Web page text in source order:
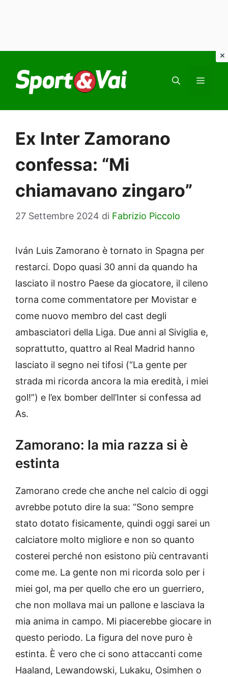
contenuto
Ex Inter Zamorano
confessa: “Mi
chiamavano zingaro”
27 Settembre 2024 di Fabrizio Piccolo
Iván Luis Zamorano è tornato in Spagna per
restarci. Dopo quasi 30 anni da quando ha
lasciato il nostro Paese da giocatore, il cileno
torna come commentatore per Movistar e
come nuovo membro del cast degli
ambasciatori della Liga. Due anni al Siviglia e,
soprattutto, quattro al Real Madrid hanno
lasciato il segno nei tifosi (“La gente per
strada mi ricorda ancora la mia eredità, i miei
gol!”) e l’ex bomber dell’Inter si confessa ad
As.
Zamorano: la mia razza si è
estinta
Zamorano crede che anche nel calcio di oggi
avrebbe potuto dire la sua: “Sono sempre
stato dotato fisicamente, quindi oggi sarei un
calciatore molto migliore e non so quanto
costerei perché non esistono più centravanti
come me. La gente non mi ricorda solo per i
miei gol, ma per quello che ero un guerriero,
che non mollava mai un pallone e lasciava la
mia anima in campo. Mi piacerebbe giocare in
questo periodo. La figura del nove puro è
estinta. È vero che ci sono attaccanti come
Haaland, Lewandowski, Lukaku, Osimhen o